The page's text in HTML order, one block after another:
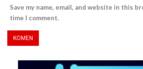
Save my name, email, and website in this
time I comment.